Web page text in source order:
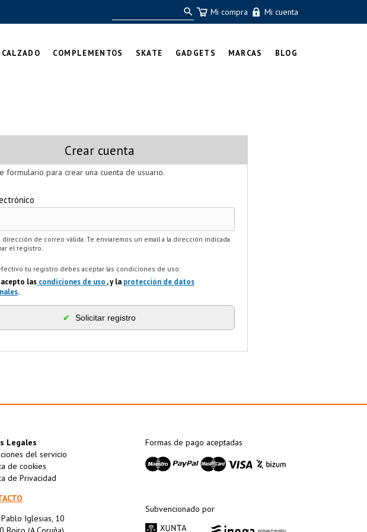
Mi compra Mi cuenta
CALZADO COMPLEMENTOS SKATE GADGETS MARCAS BLOG
Crear cuenta
formulario para crear una cuenta de usuario.
dirección de correo válida. Te enviaremos un email a la dirección indicada
el registro.
tu registro debes aceptar las condiciones de uso.
las condiciones de uso , y la protección de datos
.
✔ Solicitar registro
Legales
del servicio
de cookies
de Privacidad
Iglesias, 10
Formas de pago aceptadas
Subvencionado por